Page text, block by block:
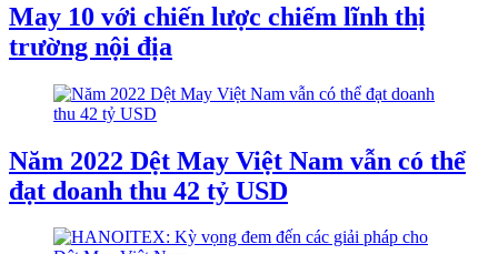
May 10 với chiến lược chiếm lĩnh thị
trường nội địa
Năm 2022 Dệt May Việt Nam vẫn có thể
đạt doanh thu 42 tỷ USD